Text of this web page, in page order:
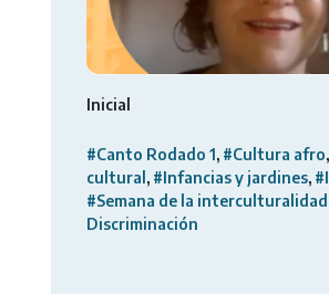
Inicial
#Canto Rodado 1 #Cultura afro
cultural
#Infancias y jardines
#Semana de la interculturalidad
Discriminación